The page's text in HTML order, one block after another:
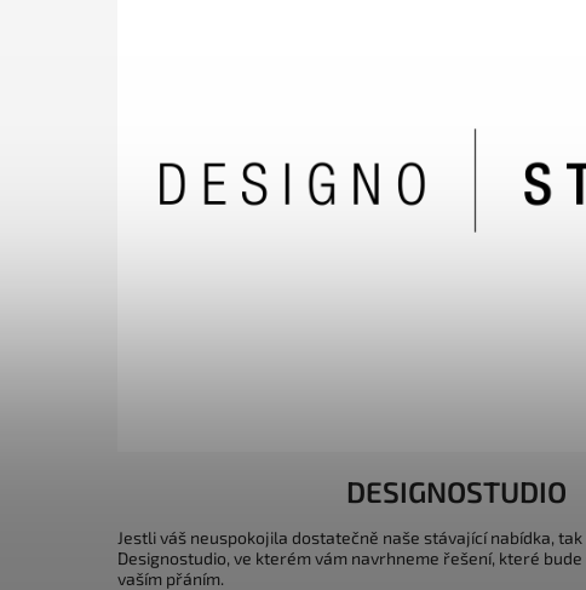
DESIGNOSTUDIO
Jestli váš neuspokojila dostatečně naše stávající nabídka,
Designostudio, ve kterém vám navrhneme řešení, které
vaším přáním.